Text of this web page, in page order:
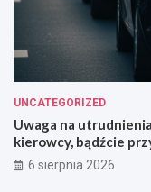
UNCATEGORIZED
Uwaga na
kierowcy, bądźcie
6 sierpnia 2026